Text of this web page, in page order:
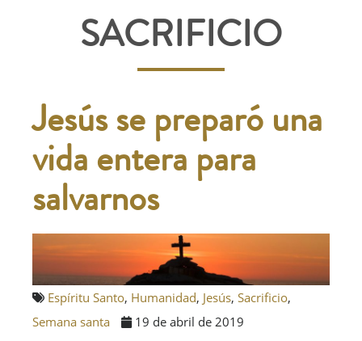
SACRIFICIO
Jesús se preparó una
vida entera para
salvarnos
Espíritu Santo, Humanidad, Jesús, Sacrificio,
Semana santa
19 de abril de 2019